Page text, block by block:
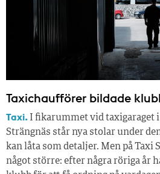
Taxichaufförer bildade
Taxi. I fikarummet vid taxigaraget
Strängnäs står nya stolar under
kan låta som detaljer. Men på Taxi
något större: efter några röriga år